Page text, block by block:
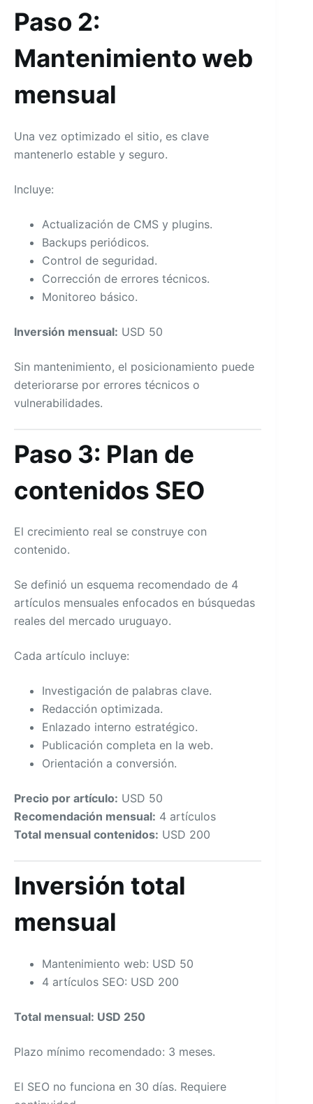
Paso 2:
Mantenimiento web
mensual
Una vez optimizado el sitio, es clave
mantenerlo estable y seguro.
Incluye:
Actualización de CMS y plugins.
Backups periódicos.
Control de seguridad.
Corrección de errores técnicos.
Monitoreo básico.
Inversión mensual: USD 50
Sin mantenimiento, el posicionamiento puede
deteriorarse por errores técnicos o
vulnerabilidades.
Paso 3: Plan de
contenidos SEO
El crecimiento real se construye con
contenido.
Se definió un esquema recomendado de 4
artículos mensuales enfocados en búsquedas
reales del mercado uruguayo.
Cada artículo incluye:
Investigación de palabras clave.
Redacción optimizada.
Enlazado interno estratégico.
Publicación completa en la web.
Orientación a conversión.
Precio por artículo: USD 50
Recomendación mensual: 4 artículos
Total mensual contenidos: USD 200
Inversión total
mensual
Mantenimiento web: USD 50
4 artículos SEO: USD 200
Total mensual: USD 250
Plazo mínimo recomendado: 3 meses.
El SEO no funciona en 30 días. Requiere